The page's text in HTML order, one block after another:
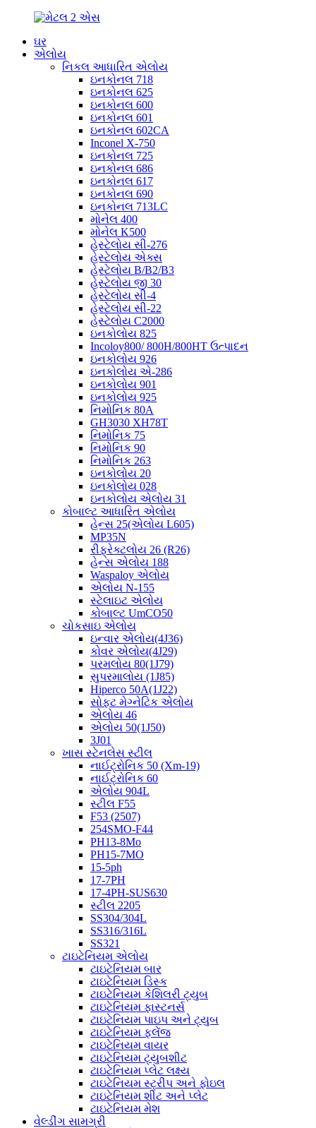
ઘર
એલોય
નિકલ આધારિત એલોય
ઇનકોનલ 718
ઇનકોનલ 625
ઇનકોનલ 600
ઇનકોનલ 601
ઇનકોનલ 602CA
Inconel X-750
ઇનકોનલ 725
ઇનકોનલ 686
ઇનકોનલ 617
ઇનકોનલ 690
ઇનકોનલ 713LC
મોનેલ 400
મોનેલ K500
હેસ્ટેલોય સી-276
હેસ્ટેલોય એક્સ
હેસ્ટેલોય B/B2/B3
હેસ્ટેલોય જી 30
હેસ્ટેલોય સી-4
હેસ્ટેલોય સી-22
હેસ્ટેલોય C2000
ઇનકોલોય 825
Incoloy800/ 800H/800HT ઉત્પાદન
ઇનકોલોય 926
ઇનકોલોય એ-286
ઇનકોલોય 901
ઇનકોલોય 925
નિમોનિક 80A
GH3030 XH78T
નિમોનિક 75
નિમોનિક 90
નિમોનિક 263
ઇનકોલોય 20
ઇનકોલોય 028
ઇનકોલોય એલોય 31
કોબાલ્ટ આધારિત એલોય
હેન્સ 25(એલોય L605)
MP35N
રીફ્રેક્ટલોય 26 (R26)
હેન્સ એલોય 188
Waspaloy એલોય
એલોય N-155
સ્ટેલાઇટ એલોય
કોબાલ્ટ UmCO50
ચોકસાઇ એલોય
ઇન્વાર એલોય(4J36)
કોવર એલોય(4J29)
પરમલોય 80(1J79)
સુપરમાલોય (1J85)
Hiperco 50A(1J22)
સોફ્ટ મેગ્નેટિક એલોય
એલોય 46
એલોય 50(1J50)
3J01
ખાસ સ્ટેનલેસ સ્ટીલ
નાઈટ્રોનિક 50 (Xm-19)
નાઈટ્રોનિક 60
એલોય 904L
સ્ટીલ F55
F53 (2507)
254SMO-F44
PH13-8Mo
PH15-7MO
15-5ph
17-7PH
17-4PH-SUS630
સ્ટીલ 2205
SS304/304L
SS316/316L
SS321
ટાઇટેનિયમ એલોય
ટાઇટેનિયમ બાર
ટાઇટેનિયમ ડિસ્ક
ટાઇટેનિયમ કેશિલરી ટ્યુબ
ટાઇટેનિયમ ફાસ્ટનર્સ
ટાઇટેનિયમ પાઇપ અને ટ્યુબ
ટાઇટેનિયમ ફ્લેંજ
ટાઇટેનિયમ વાયર
ટાઇટેનિયમ ટ્યુબશીટ
ટાઇટેનિયમ પ્લેટ લક્ષ્ય
ટાઇટેનિયમ સ્ટ્રીપ અને ફોઇલ
ટાઇટેનિયમ શીટ અને પ્લેટ
ટાઇટેનિયમ મેશ
વેલ્ડીંગ સામગ્રી